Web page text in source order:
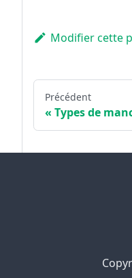
Modifier cette
Précédent
Types de